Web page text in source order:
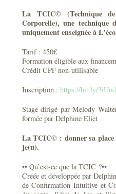
La TCIC© (Technique
Corporelle), une technique
uniquement enseignée à
Tarif : 450€
Formation éligible aux
Crédit CPF non-utilisable
Inscription : https://bit.ly/
Stage dirigé par Melody
formée par Delphine Eliet
La TCIC© : donner sa place
je(u).
•• Qu’est-ce que la TCIC ?••
Créée et développée par
de Confirmation Intuitive et